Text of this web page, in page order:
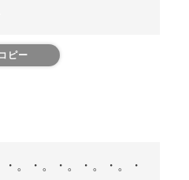
コピー
。・。・。・。・。・